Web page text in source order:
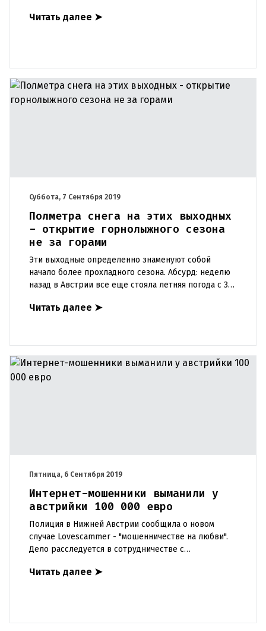
2666 метрах над уровнем
Читать далее ➤
Суббота, 7 Сентября 2019
Полметра снега на этих выходных
- открытие горнолыжного сезона
не за горами
Эти выходные определенно знаменуют собой
начало более прохладного сезона. Абсурд: неделю
назад в Австрии все еще стояла летняя погода с 30
неслабый. Ос
Читать далее ➤
Пятница, 6 Сентября 2019
Интернет-мошенники выманили у
австрийки 100 000 евро
Полиция в Нижней Австрии сообщила о новом
случае Lovescammer - "мошенничестве на любви".
Дело расследуется в сотрудничестве с
была обманута на более 100 000
Читать далее ➤